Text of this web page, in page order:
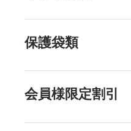
保護袋類
会員様限定割引